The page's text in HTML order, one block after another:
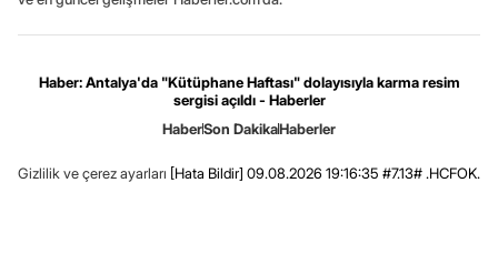
Haber: Antalya'da "Kütüphane Haftası" dolayısıyla karma resim
sergisi açıldı - Haberler
HaberSon DakikaHaberler
Gizlilik ve çerez ayarları [Hata Bildir] 09.08.2026 19:16:35 #7.13# .HCFOK.